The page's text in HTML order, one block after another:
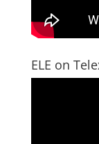
ELE on